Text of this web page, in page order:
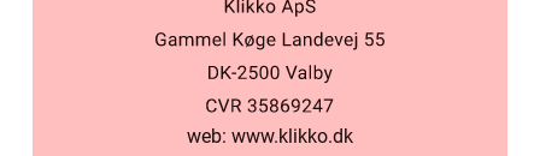
web: www.klikko.dk